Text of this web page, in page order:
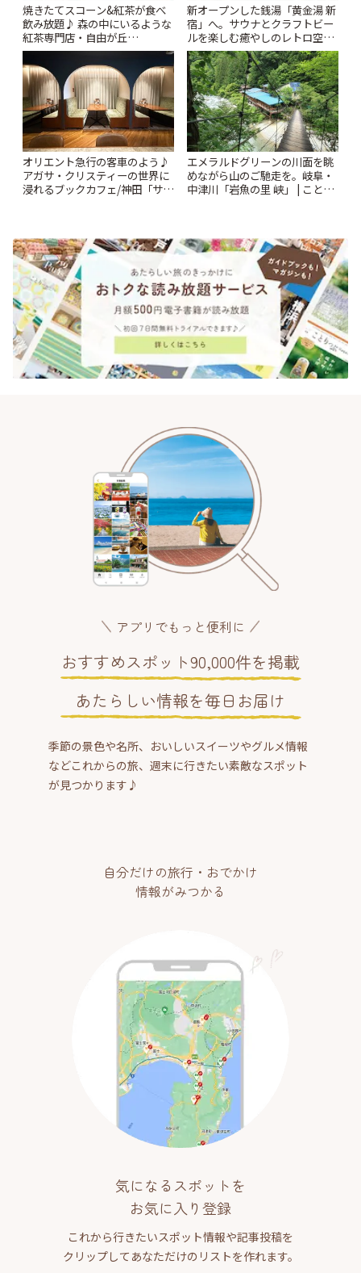
焼きたてスコーン&紅茶が食べ
飲み放題♪ 森の中にいるような
紅茶専門店・自由が丘
「YOTSUBA TEA」でのんびり
時間 | ことりっぷ
新オープンした銭湯「黄金湯 新
宿」へ。サウナとクラフトビー
ルを楽しむ癒やしのレトロ空間
| ことりっぷ
オリエント急行の客車のよう♪
アガサ・クリスティーの世界に
浸れるブックカフェ/神田「サロ
エメラルドグリーンの川面を眺
めながら山のご馳走を。岐阜・
中津川「岩魚の里 峡」 | ことり
アプリでもっと便利に
おすすめスポット90,000件を掲載
あたらしい情報を毎日お届け
季節の景色や名所、おいしいスイーツやグルメ情報
などこれからの旅、週末に行きたい素敵なスポット
が見つかります♪
自分だけの旅行・おでかけ
情報がみつかる
気になるスポットを
お気に入り登録
これから行きたいスポット情報や記事投稿を
クリップしてあなただけのリストを作れます。